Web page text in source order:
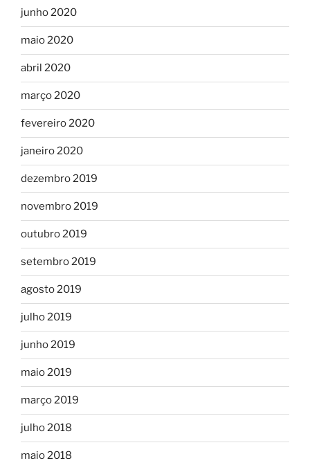
junho 2020
maio 2020
abril 2020
março 2020
fevereiro 2020
janeiro 2020
dezembro 2019
novembro 2019
outubro 2019
setembro 2019
agosto 2019
julho 2019
junho 2019
maio 2019
março 2019
julho 2018
maio 2018